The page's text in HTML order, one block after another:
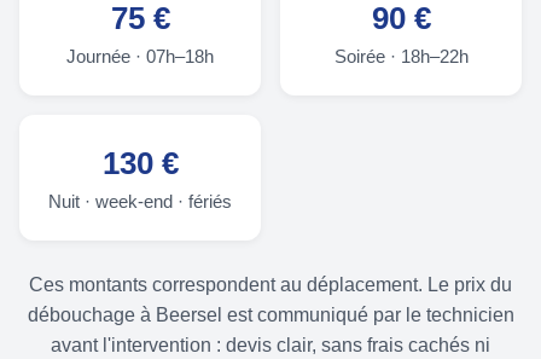
75 €
Journée · 07h–18h
90 €
Soirée · 18h–22h
130 €
Nuit · week-end · fériés
Ces montants correspondent au déplacement. Le prix du
débouchage à Beersel est communiqué par le technicien
avant l'intervention : devis clair, sans frais cachés ni